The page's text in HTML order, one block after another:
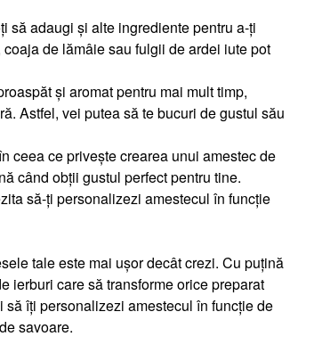
să adaugi și alte ingrediente pentru a-ți
de lămâie sau fulgii de ardei iute pot
și aromat pentru mai mult timp,
Astfel, vei putea să te bucuri de gustul său
ceea ce privește crearea unui amestec de
când obții gustul perfect pentru tine.
să-ți personalizezi amestecul în funcție
tale este mai ușor decât crezi. Cu puțină
ierburi care să transforme orice preparat
îți personalizezi amestecul în funcție de
savoare.